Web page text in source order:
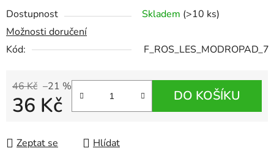
Dostupnost Skladem (>10 ks)
Možnosti doručení
Kód:
F_ROS_LES_MODROPAD_7
46 Kč –21 %
36 Kč DO KOŠÍKU
Zeptat se Hlídat